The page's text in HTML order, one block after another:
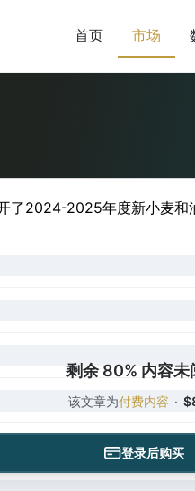
首页 市场
了2024-2025年度新小麦
剩余 80% 内容未
该文章为付费内容 ·
登录后购买